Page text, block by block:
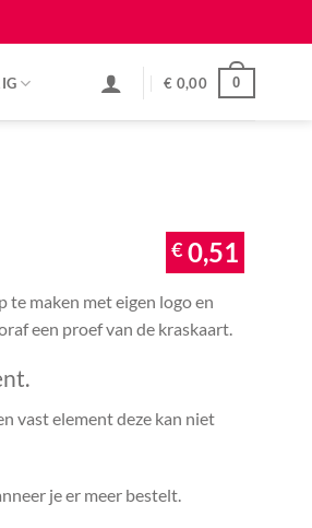
€ 0,00 0
€0,51
te maken met eigen logo en
een proef van de kraskaart.
vast element deze kan niet
je er meer bestelt.